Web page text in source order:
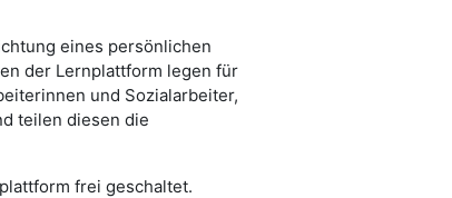
eines persönlichen
der Lernplattform legen für
und Sozialarbeiter,
teilen diesen die
frei geschaltet.